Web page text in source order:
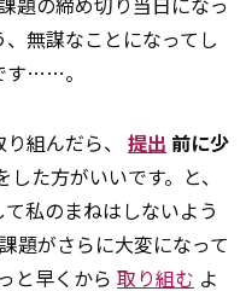
無謀なことになってし
す……。
組んだら、 提出 前に少
した方がいいです。と、
私のまねはしないよう
題がさらに大変になって
と早くから 取り組む よ